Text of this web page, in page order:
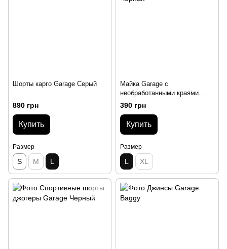
Шорты карго Garage Серый
890 грн
Купить
Размер
S M L
Майка Garage с
необработанными краями
Черная
390 грн
Купить
Размер
L XL